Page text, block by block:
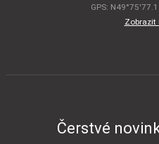
GPS:
Zobrazit
Čerstvé